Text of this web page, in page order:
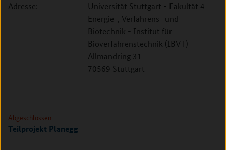
Adresse:
Universität Stuttgart - Fakultät 4
Energie-, Verfahrens- und
Biotechnik - Institut für
Bioverfahrenstechnik (IBVT)
Allmandring 31
70569 Stuttgart
Abgeschlossen
Teilprojekt Planegg